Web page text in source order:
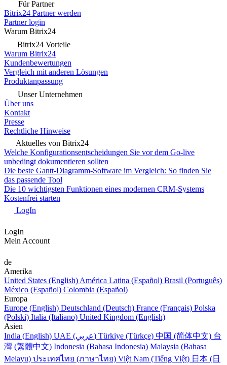
Für Partner
Bitrix24 Partner werden
Partner login
Warum Bitrix24
Bitrix24 Vorteile
Warum Bitrix24
Kundenbewertungen
Vergleich mit anderen Lösungen
Produktanpassung
Unser Unternehmen
Über uns
Kontakt
Presse
Rechtliche Hinweise
Aktuelles von Bitrix24
Welche Konfigurationsentscheidungen Sie vor dem Go-live
unbedingt dokumentieren sollten
Die beste Gantt-Diagramm-Software im Vergleich: So finden Sie
das passende Tool
Die 10 wichtigsten Funktionen eines modernen CRM-Systems
Kostenfrei starten
LogIn
LogIn
Mein Account
de
Amerika
United States (English) América Latina (Español) Brasil (Português)
México (Español) Colombia (Español)
Europa
Europe (English) Deutschland (Deutsch) France (Français) Polska
(Polski) Italia (Italiano) United Kingdom (English)
Asien
India (English)
UAE (عربي) Türkiye (Türkçe) 中国 (简体中文) 台
灣 (繁體中文) Indonesia (Bahasa Indonesia) Malaysia (Bahasa
Melayu) ประเทศไทย (ภาษาไทย) Việt Nam (Tiếng Việt) 日本 (日